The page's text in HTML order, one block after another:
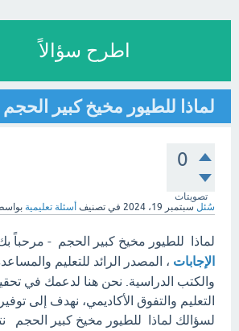
اطرح سؤالاً
لماذا للطيور مخيخ كبير الحجم
0
تصويتات
سُئل سبتمبر 19، 2024 في تصنيف أسئلة تعليمية
لماذا للطيور مخيخ كبير الحجم - مرحباً
الإجابات ، المصدر الرائد للتعليم
والكتب الدراسية. نحن هنا لدعمك في
التعليم والتفوق الأكاديمي، نهدف إلى
لسؤالك لماذا للطيور مخيخ كبير الحجم